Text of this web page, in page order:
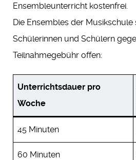
Ensembleunterricht kostenfrei.
Die Ensembles der
Schülerinnen und Schülern
Teilnahmegebühr offen:
Unterrichtsdauer pro
Woche
45 Minuten
60 Minuten